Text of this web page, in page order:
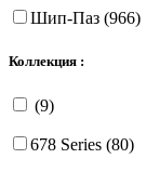
Шип-Паз (966)
Коллекция :
(9)
678 Series (80)